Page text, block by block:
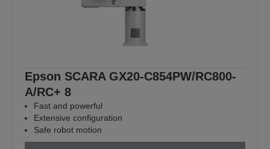
Epson SCARA GX20-C854PW/RC800-
A/RC+ 8
Fast and powerful
Extensive configuration
Safe robot motion